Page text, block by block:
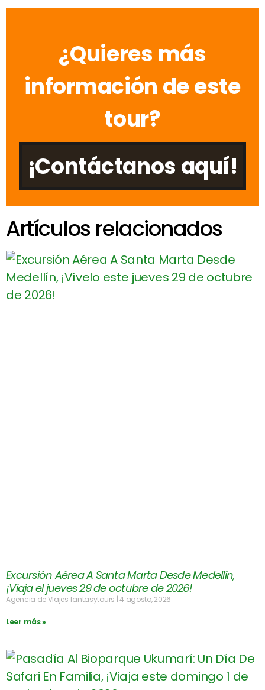
¿Quieres más
información de este
tour?
¡Contáctanos aquí!
Artículos relacionados
Excursión Aérea A Santa Marta Desde Medellín,
¡Viaja el jueves 29 de octubre de 2026!
Agencia de Viajes fantasytours 4 agosto, 2026
Leer más »